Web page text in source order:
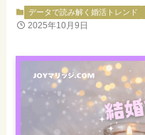
データで読み解く婚活トレンド
2025年10月9日